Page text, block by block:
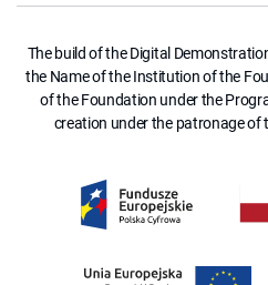
The build of the Digital
the Name of the Institution of the
of the Foundation under the
creation under the patronage of